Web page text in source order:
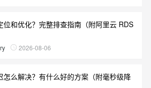
位和优化？完整排查指南（附阿里云 RDS
2026-08-06
怎么解决？有什么好的方案（附毫秒级降